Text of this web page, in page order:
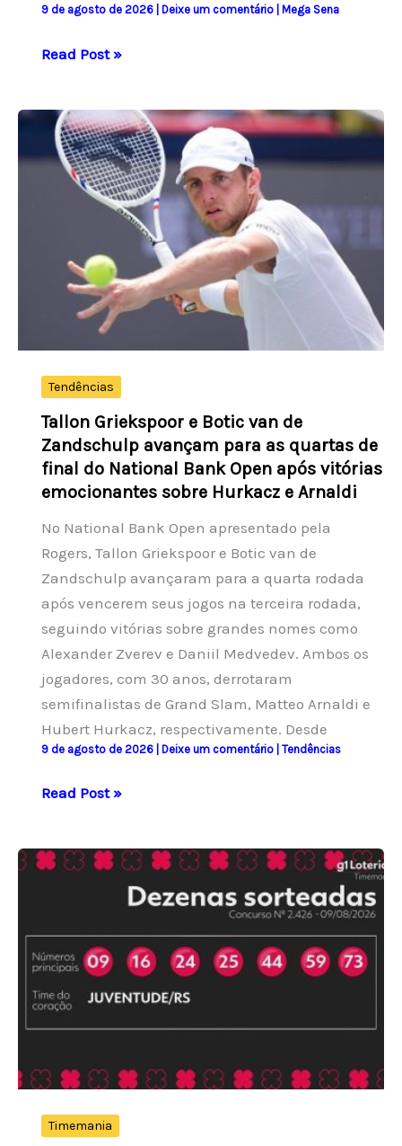
9 de agosto de 2026 Deixe um comentário Mega Sena
Mega-
apostas
simples
Paraná
ganham
ao
acertar
números
Read Post »
Tendências
Tallon Griekspoor e Botic van de
Zandschulp avançam para as quartas de
final do National Bank Open após vitórias
emocionantes sobre Hurkacz e Arnaldi
No National Bank Open apresentado pela
Rogers, Tallon Griekspoor e Botic van de
Zandschulp avançaram para a quarta rodada
após vencerem seus jogos na terceira rodada,
seguindo vitórias sobre grandes nomes como
Alexander Zverev e Daniil Medvedev. Ambos os
jogadores, com 30 anos, derrotaram
semifinalistas de Grand Slam, Matteo Arnaldi e
Hubert Hurkacz, respectivamente. Desde
9 de agosto de 2026 Deixe um comentário Tendências
Tallon
Botic
Zandschulp
avançam
para
de
final
do
Read Post »
Timemania